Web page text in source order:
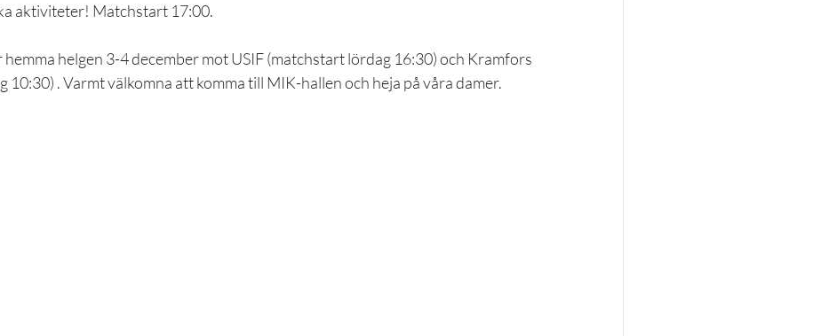
aktiviteter! Matchstart 17:00.
hemma helgen 3-4 december mot USIF (matchstart lördag 16:30) och Kramfors
10:30) . Varmt välkomna att komma till MIK-hallen och heja på våra damer.